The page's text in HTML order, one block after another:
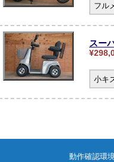
フル
スー
小キ
動作確認環